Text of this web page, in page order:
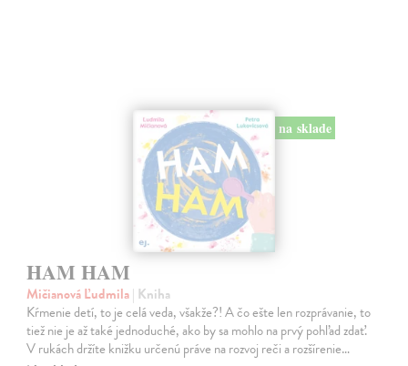
na sklade
HAM HAM
Mičianová Ľudmila| Kniha
Kŕmenie detí, to je celá veda, všakže?! A čo ešte len rozprávanie, to
tiež nie je až také jednoduché, ako by sa mohlo na prvý pohľad zdať.
V rukách držíte knižku určenú práve na rozvoj reči a rozšírenie…